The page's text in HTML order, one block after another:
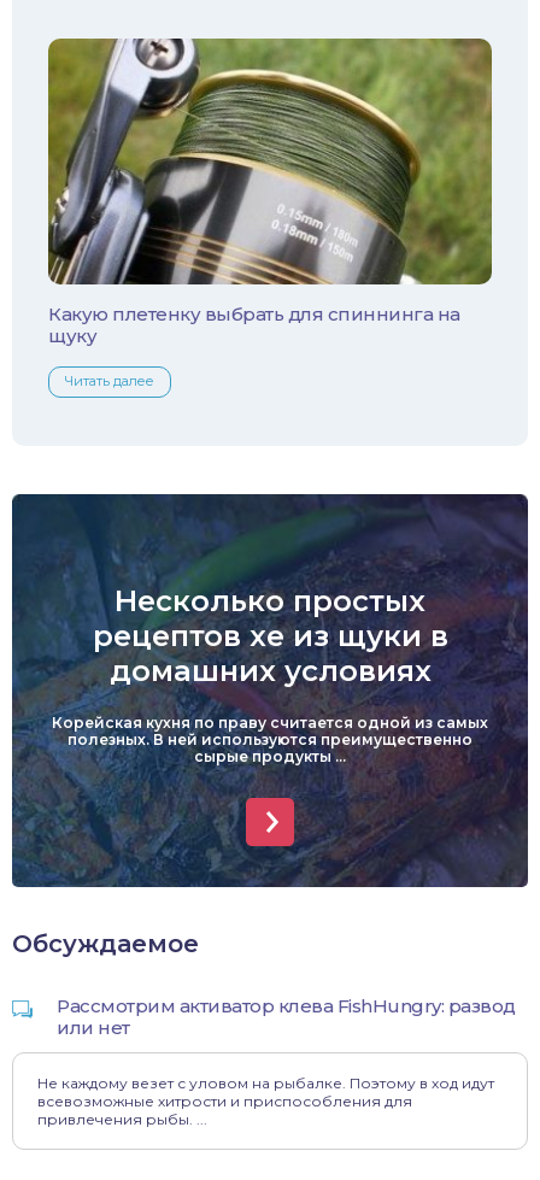
Чехонь
Какую плетенку выбрать для спиннинга на
щуку
Читать далее
Несколько простых
рецептов хе из щуки в
домашних условиях
Корейская кухня по праву считается одной из самых
полезных. В ней используются преимущественно
сырые продукты ...
Обсуждаемое
Рассмотрим активатор клева FishHungry: развод
или нет
Не каждому везет с уловом на рыбалке. Поэтому в ход идут
всевозможные хитрости и приспособления для
привлечения рыбы. ...